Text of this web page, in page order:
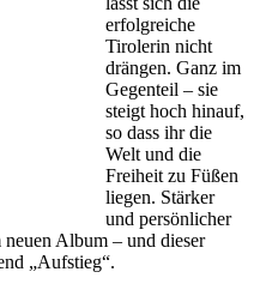
erfolgreiche
Tirolerin nicht
drängen. Ganz im
Gegenteil – sie
steigt hoch hinauf,
so dass ihr die
Welt und die
Freiheit zu Füßen
liegen. Stärker
und persönlicher
Album – und dieser
„Aufstieg“.